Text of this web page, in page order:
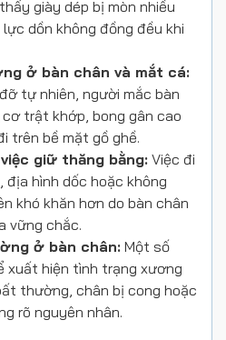
giày dép bị mòn nhiều
dồn không đồng đều khi
ở bàn chân và mắt cá:
tự nhiên, người mắc bàn
trật khớp, bong gân cao
trên bề mặt gồ ghề.
giữ thăng bằng: Việc đi
hình dốc hoặc không
khó khăn hơn do bàn chân
vững chắc.
ở bàn chân: Một số
xuất hiện tình trạng xương
thường, chân bị cong hoặc
rõ nguyên nhân.